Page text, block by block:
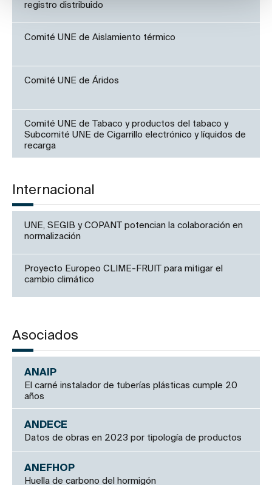
registro distribuido
Comité UNE de Aislamiento térmico
Comité UNE de Áridos
Comité UNE de Tabaco y productos del tabaco y
Subcomité UNE de Cigarrillo electrónico y líquidos de
recarga
Internacional
UNE, SEGIB y COPANT potencian la colaboración en
normalización
Proyecto Europeo CLIME-FRUIT para mitigar el
cambio climático
Asociados
ANAIP
El carné instalador de tuberías plásticas cumple 20
años
ANDECE
Datos de obras en 2023 por tipología de productos
ANEFHOP
Huella de carbono del hormigón